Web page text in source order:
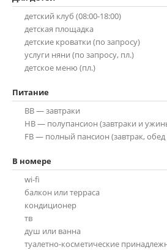
детский клуб (08:00-18:00)
детская площадка
детские кроватки (по запросу)
услуги няни (по запросу, пл.)
детское меню (пл.)
BB — завтраки
HB — полупансион (завтраки и
FB — полный пансион (завтрак,
wi-fi
балкон или терраса
кондиционер
тв
душ или ванна
туалетно-косметические